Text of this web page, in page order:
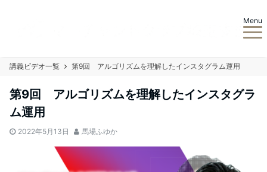
Menu
講義ビデオ一覧 第9回 アルゴリズムを理解したインスタグラム運用
第9回 アルゴリズムを理解したインスタグラ
ム運用
2022年5月13日 馬場ふゆか